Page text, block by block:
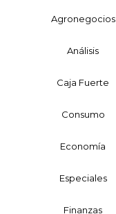
Agronegocios
Análisis
Caja Fuerte
Consumo
Economía
Especiales
Finanzas